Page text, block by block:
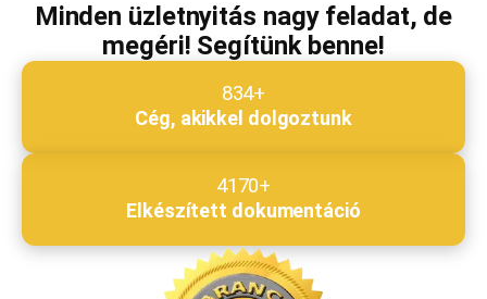
Megjegyzés*
Minden üzletnyitás nagy feladat, de
megéri! Segítünk benne!
834+
Cég, akikkel dolgoztunk
4170+
Elkészített dokumentáció